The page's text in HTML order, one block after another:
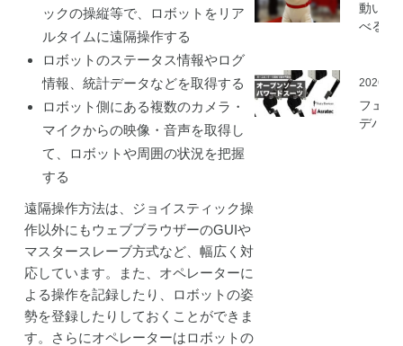
ックの操縦等で、ロボットをリア
ルタイムに遠隔操作する
ロボットのステータス情報やログ
情報、統計データなどを取得する
ロボット側にある複数のカメラ・
マイクからの映像・音声を取得し
て、ロボットや周囲の状況を把握
する
遠隔操作方法は、ジョイスティック操
作以外にもウェブブラウザーのGUIや
マスタースレーブ方式など、幅広く対
応しています。また、オペレーターに
よる操作を記録したり、ロボットの姿
勢を登録したりしておくことができま
す。さらにオペレーターはロボットの
動いて
べる「
ロボッ
（バル
ロボッ
ト）」
フェア
デバイ